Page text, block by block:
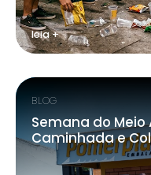
leia +
BLOG
Semana do
Caminhada e